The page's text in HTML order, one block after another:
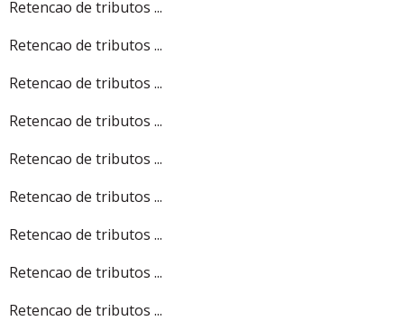
Retencao de tributos ...
Retencao de tributos ...
Retencao de tributos ...
Retencao de tributos ...
Retencao de tributos ...
Retencao de tributos ...
Retencao de tributos ...
Retencao de tributos ...
Retencao de tributos ...